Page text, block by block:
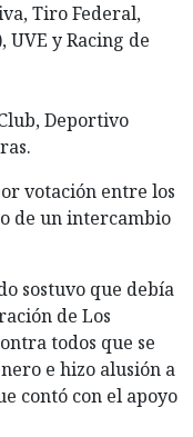
Tiro Federal,
UVE y Racing de
Deportivo
votación entre los
de un intercambio
sostuvo que debía
de Los
todos que se
e hizo alusión a
contó con el apoyo